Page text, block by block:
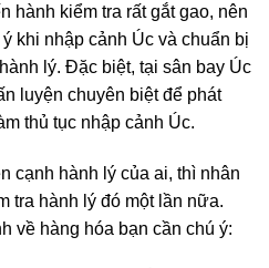
hành kiểm tra rất gắt gao, nên
khi nhập cảnh Úc và chuẩn bị
lý. Đặc biệt, tại sân bay Úc
luyện chuyên biệt để phát
thủ tục nhập cảnh Úc.
cạnh hành lý của ai, thì nhân
tra hành lý đó một lần nữa.
về hàng hóa bạn cần chú ý: